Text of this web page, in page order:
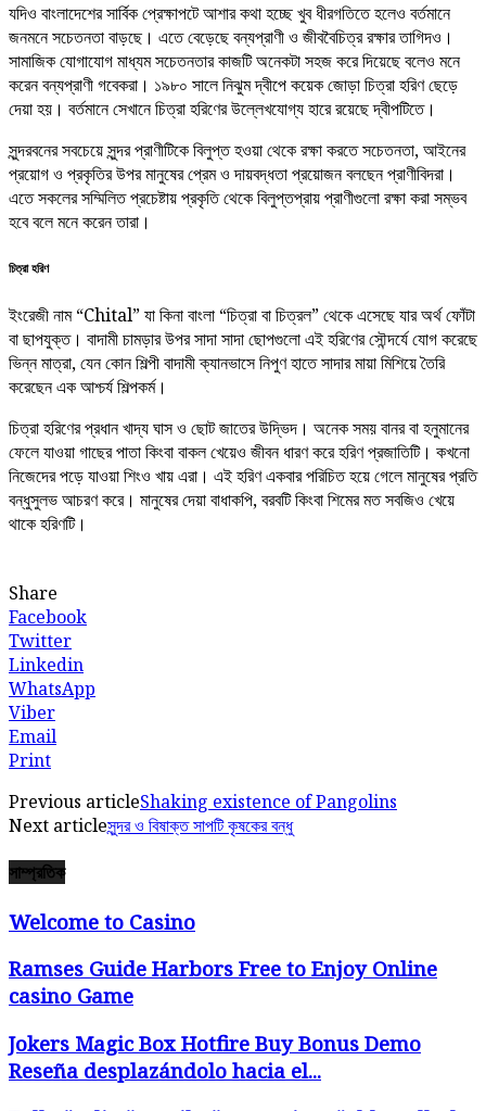
যদিও বাংলাদেশের সার্বিক প্রেক্ষাপটে আশার কথা হচ্ছে খুব ধীরগতিতে হলেও বর্তমানে
জনমনে সচেতনতা বাড়ছে। এতে বেড়েছে বন্যপ্রাণী ও জীববৈচিত্র রক্ষার তাগিদও।
সামাজিক যোগাযোগ মাধ্যম সচেতনতার কাজটি অনেকটা সহজ করে দিয়েছে বলেও মনে
করেন বন্যপ্রাণী গবেকরা। ১৯৮০ সালে নিঝুম দ্বীপে কয়েক জোড়া চিত্রা হরিণ ছেড়ে
দেয়া হয়। বর্তমানে সেখানে চিত্রা হরিণের উল্লেখযোগ্য হারে রয়েছে দ্বীপটিতে।
সুন্দরবনের সবচেয়ে সুন্দর প্রাণীটিকে বিলুপ্ত হওয়া থেকে রক্ষা করতে সচেতনতা, আইনের
প্রয়োগ ও প্রকৃতির উপর মানুষের প্রেম ও দায়বদ্ধতা প্রয়োজন বলছেন প্রাণীবিদরা।
এতে সকলের সম্মিলিত প্রচেষ্টায় প্রকৃতি থেকে বিলুপ্তপ্রায় প্রাণীগুলো রক্ষা করা সম্ভব
হবে বলে মনে করেন তারা।
চিত্রা হরিণ
ইংরেজী নাম “Chital” যা কিনা বাংলা “চিত্রা বা চিত্রল” থেকে এসেছে যার অর্থ ফোঁটা
বা ছাপযুক্ত। বাদামী চামড়ার উপর সাদা সাদা ছোপগুলো এই হরিণের সৌন্দর্যে যোগ করেছে
ভিন্ন মাত্রা, যেন কোন শিল্পী বাদামী ক্যানভাসে নিপুণ হাতে সাদার মায়া মিশিয়ে তৈরি
করেছেন এক আশ্চর্য শিল্পকর্ম।
চিত্রা হরিণের প্রধান খাদ্য ঘাস ও ছোট জাতের উদ্ভিদ। অনেক সময় বানর বা হনুমানের
ফেলে যাওয়া গাছের পাতা কিংবা বাকল খেয়েও জীবন ধারণ করে হরিণ প্রজাতিটি। কখনো
নিজেদের পড়ে যাওয়া শিংও খায় এরা। এই হরিণ একবার পরিচিত হয়ে গেলে মানুষের প্রতি
বন্ধুসুলভ আচরণ করে। মানুষের দেয়া বাধাকপি, বরবটি কিংবা শিমের মত সবজিও খেয়ে
থাকে হরিণটি।
Share
Facebook
Twitter
Linkedin
WhatsApp
Viber
Email
Print
Previous articleShaking existence of Pangolins
Next articleসুন্দর ও বিষাক্ত সাপটি কৃষকের বন্ধু
সাম্প্রতিক
Welcome to Casino
Ramses Guide Harbors Free to Enjoy Online
casino Game
Jokers Magic Box Hotfire Buy Bonus Demo
Reseña desplazándolo hacia el...